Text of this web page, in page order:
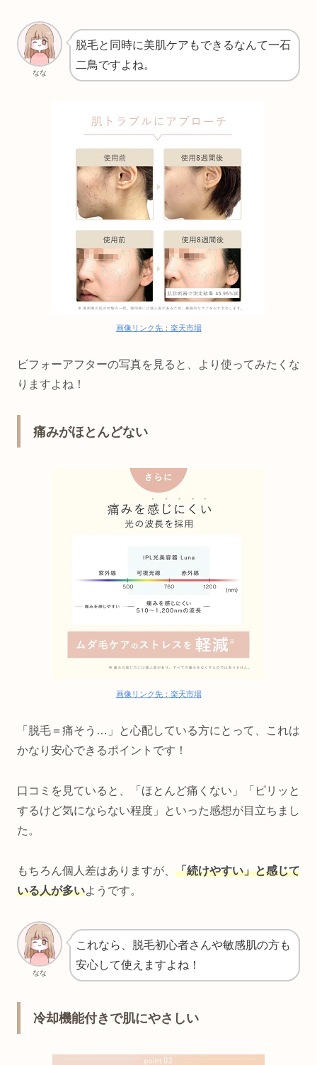
なな
脱毛と同時に美肌ケアもできるなんて一石
二鳥ですよね。
画像リンク先：楽天市場
ビフォーアフターの写真を見ると、より使ってみたくな
りますよね！
痛みがほとんどない
画像リンク先：楽天市場
「脱毛＝痛そう…」と心配している方にとって、これは
かなり安心できるポイントです！
口コミを見ていると、「ほとんど痛くない」「ピリッと
するけど気にならない程度」といった感想が目立ちまし
た。
もちろん個人差はありますが、 「続けやすい」と感じて
いる人が多いようです。
なな
これなら、脱毛初心者さんや敏感肌の方も
安心して使えますよね！
冷却機能付きで肌にやさしい